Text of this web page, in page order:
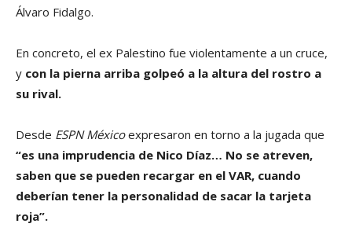
Álvaro Fidalgo.
En concreto, el ex Palestino fue violentamente a un cruce,
y con la pierna arriba golpeó a la altura del rostro a
su rival.
Desde ESPN Méxicoexpresaron en torno a la jugada que
“es una imprudencia de Nico Díaz… No se atreven,
saben que se pueden recargar en el VAR, cuando
deberían tener la personalidad de sacar la tarjeta
roja”.